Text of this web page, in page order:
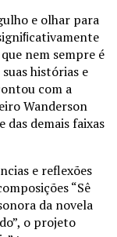
e olhar para
nem sempre é
histórias e
com a
Wanderson
das demais faixas
e reflexões
“Sê
da novela
o projeto